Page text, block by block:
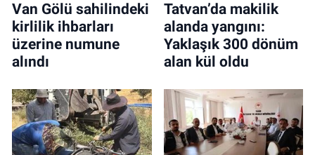
Van Gölü sahilindeki
kirlilik ihbarları
üzerine numune
alındı
Tatvan’da makilik
alanda yangını:
Yaklaşık 300 dönüm
alan kül oldu